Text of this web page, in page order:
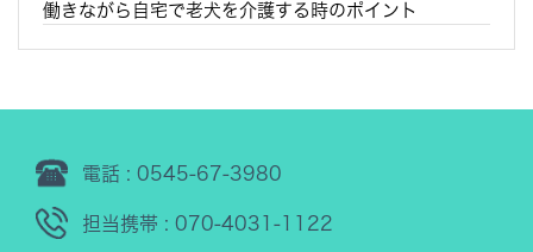
働きながら自宅で老犬を介護する時のポイント
電話 : 0545-67-3980
担当携帯 : 070-4031-1122